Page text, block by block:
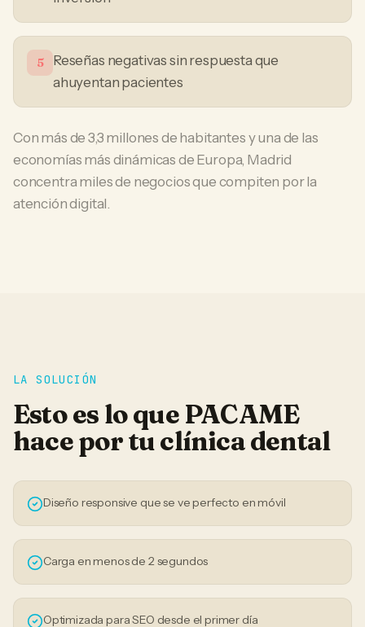
5
Reseñas negativas sin respuesta que
ahuyentan pacientes
Con más de 3,3 millones de habitantes y una de las
economías más dinámicas de Europa, Madrid
concentra miles de negocios que compiten por la
atención digital.
LA SOLUCIÓN
Esto es lo que PACAME
hace por tuclínica dental
Diseño responsive que se ve perfecto en móvil
Carga en menos de 2 segundos
Optimizada para SEO desde el primer día